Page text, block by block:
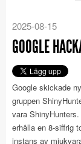
2025-08-15
GOOGLE
Google skickade
gruppen
vara
erhålla en 8-siffrig
instans av